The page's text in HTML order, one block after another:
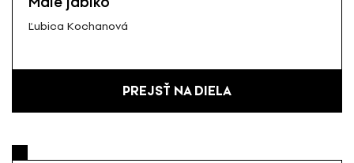
Ľubica Kochanová
PREJSŤ NA DIELA